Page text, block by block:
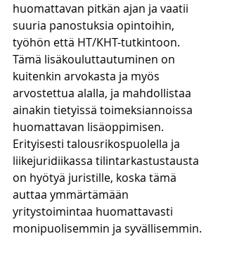
huomattavan pitkän ajan ja vaatii
suuria panostuksia opintoihin,
työhön että HT/KHT-tutkintoon.
Tämä lisäkouluttautuminen on
kuitenkin arvokasta ja myös
arvostettua alalla, ja mahdollistaa
ainakin tietyissä toimeksiannoissa
huomattavan lisäoppimisen.
Erityisesti talousrikospuolella ja
liikejuridiikassa tilintarkastustausta
on hyötyä juristille, koska tämä
auttaa ymmärtämään
yritystoimintaa huomattavasti
monipuolisemmin ja syvällisemmin.